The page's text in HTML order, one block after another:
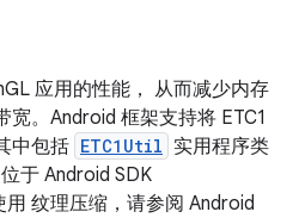
应用的性能， 从而减少内存
。Android 框架支持将 ETC1
中包括 ETC1Util 实用程序类
于 Android SDK
用 纹理压缩，请参阅 Android